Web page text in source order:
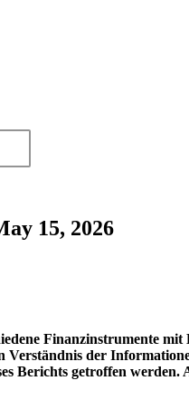
15, 2026
Finanzinstrumente
Verständnis der
Berichts getroffen